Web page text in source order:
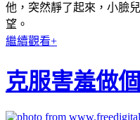
他，突然靜了起來，小臉
望。
繼續觀看+
克服害羞做